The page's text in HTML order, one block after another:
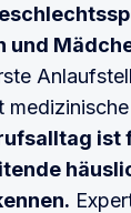
und
ist